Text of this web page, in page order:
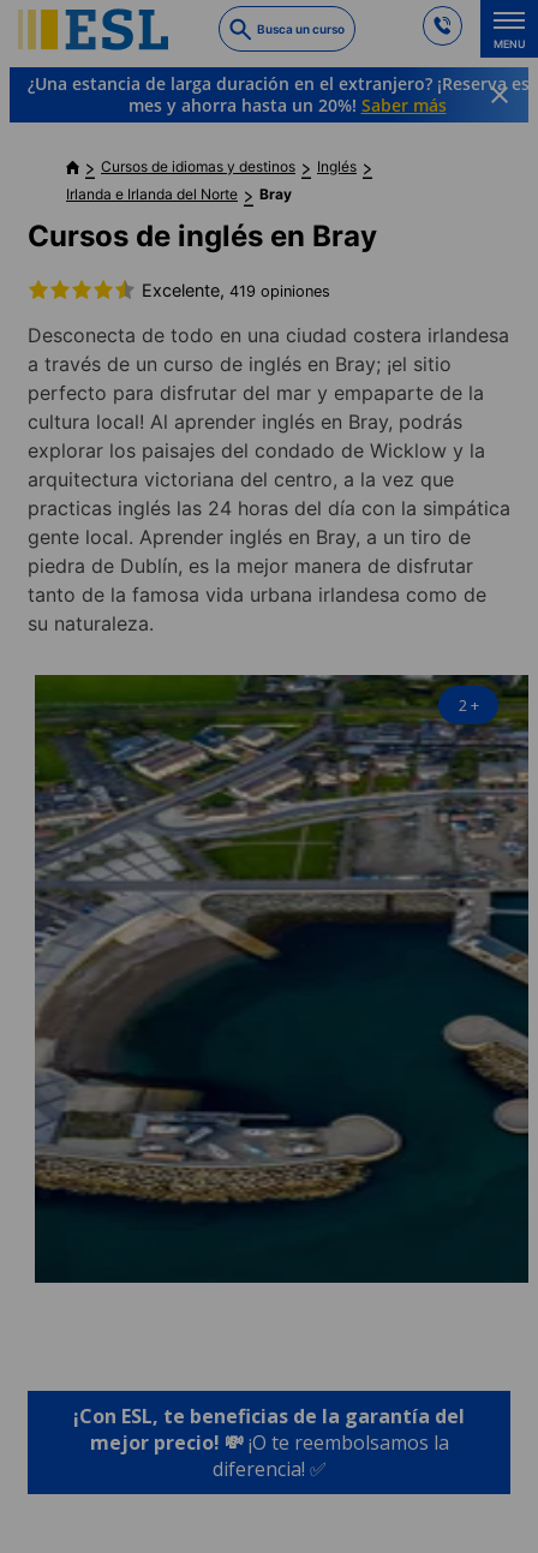
to
main
content
Busca un curso
MENU
¿Una estancia de larga duración en el extranjero? ¡Reserva
mes y ahorra hasta un 20%! Saber más
Cursos de idiomas y destinos
Inglés
Irlanda e Irlanda del Norte
Bray
Cursos de inglés en Bray
Excelente, 419 opiniones
Desconecta de todo en una ciudad costera irlandesa
a través de un curso de inglés en Bray; ¡el sitio
perfecto para disfrutar del mar y empaparte de la
cultura local! Al aprender inglés en Bray, podrás
explorar los paisajes del condado de Wicklow y la
arquitectura victoriana del centro, a la vez que
practicas inglés las 24 horas del día con la simpática
gente local. Aprender inglés en Bray, a un tiro de
piedra de Dublín, es la mejor manera de disfrutar
tanto de la famosa vida urbana irlandesa como de
su naturaleza.
2+
¡Con ESL, te beneficias de la garantía del
mejor precio! 💸¡O te reembolsamos la
diferencia! ✅